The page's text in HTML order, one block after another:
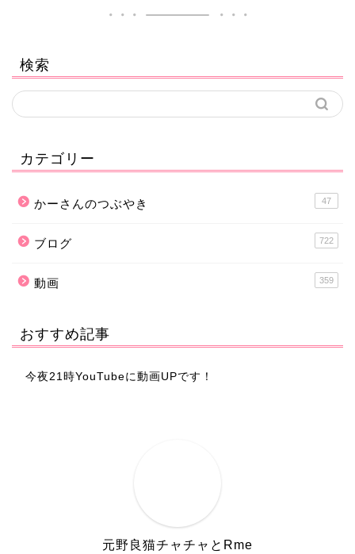
検索
カテゴリー
かーさんのつぶやき 47
ブログ 722
動画 359
おすすめ記事
今夜21時YouTubeに動画UPです！
元野良猫チャチャとRme